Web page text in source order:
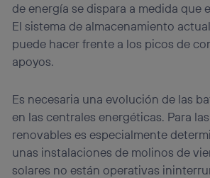
de energía se dispara a medida que
El sistema de almacenamiento
puede hacer frente a los picos de
apoyos.
Es necesaria una evolución de las
en las centrales energéticas. Para
renovables es especialmente
unas instalaciones de molinos de
solares no están operativas